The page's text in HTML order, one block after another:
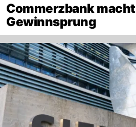
Commerzbank macht
Gewinnsprung